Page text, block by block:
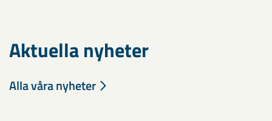
Aktuella nyheter
Alla våra nyheter